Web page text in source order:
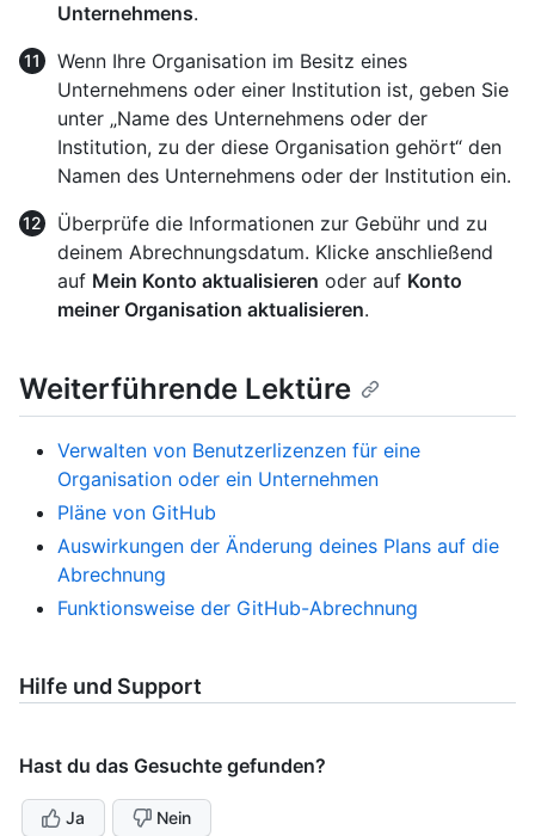
Unternehmens.
Wenn Ihre Organisation im Besitz eines
Unternehmens oder einer Institution ist, geben Sie
unter „Name des Unternehmens oder der
Institution, zu der diese Organisation gehört“ den
Namen des Unternehmens oder der Institution ein.
Überprüfe die Informationen zur Gebühr und zu
deinem Abrechnungsdatum. Klicke anschließend
auf Mein Konto aktualisieren oder auf Konto
meiner Organisation aktualisieren.
Weiterführende Lektüre
Verwalten von Benutzerlizenzen für eine
Organisation oder ein Unternehmen
Pläne von GitHub
Auswirkungen der Änderung deines Plans auf die
Abrechnung
Funktionsweise der GitHub-Abrechnung
Hilfe und Support
Hast du das Gesuchte gefunden?
Ja Nein